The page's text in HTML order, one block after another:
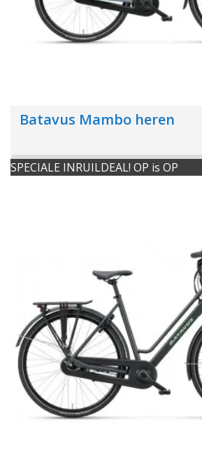
Batavus Mambo heren
SPECIALE INRUILDEAL! OP is OP